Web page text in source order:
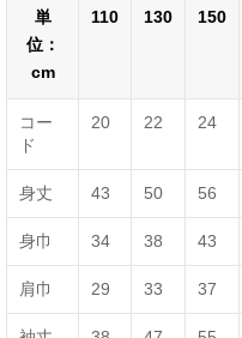
単
位：
cm
110 130 150
コー
ド
20 22 24
身丈 43 50 56
身巾 34 38 43
肩巾 29 33 37